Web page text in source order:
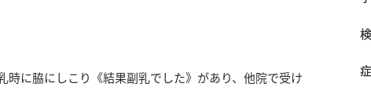
に脇にしこり《結果副乳でした》があり、他院で受け